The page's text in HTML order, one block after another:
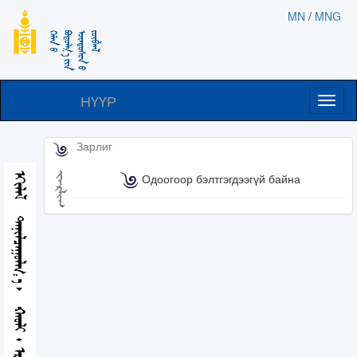
MN / MNG
НҮҮР
ᠡᠬᠢᠯᠡᠯ
ᠲᠠᠨᠢᠯᠴᠠᠭᠤᠯᠭ᠎ᠠ
Зарлиг
ᠵᠠᠷᠯᠢᠭ Одоогоор бэлтгэгдээгүй байна